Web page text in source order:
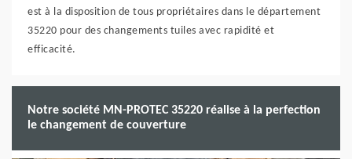
est à la disposition de tous propriétaires dans le département
35220 pour des changements tuiles avec rapidité et
efficacité.
Notre société MN-PROTEC 35220 réalise à la perfection
le changement de couverture